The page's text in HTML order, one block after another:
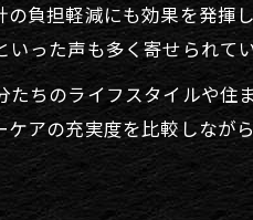
負担軽減にも効果を発揮
った声も多く寄せられて
ちのライフスタイルや
アの充実度を比較しなが